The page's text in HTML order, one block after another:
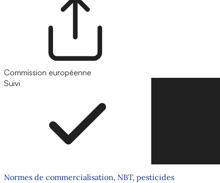
Commission européenne
Suivi
Normes de commercialisation, NBT, pesticides